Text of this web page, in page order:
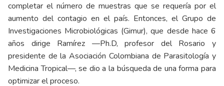
completar el número de muestras que se requería por el
aumento del contagio en el país. Entonces, el Grupo de
Investigaciones Microbiológicas (Gimur), que desde hace 6
años dirige Ramírez —Ph.D, profesor del Rosario y
presidente de la Asociación Colombiana de Parasitología y
Medicina Tropical—, se dio a la búsqueda de una forma para
optimizar el proceso.